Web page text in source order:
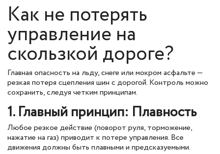
Как не потерять
управление на
скользкой дороге?
Главная опасность на льду, снеге или мокром асфальте —
резкая потеря сцепления шин с дорогой. Контроль можно
сохранить, следуя четким принципам.
1. Главный принцип: Плавность
Любое резкое действие (поворот руля, торможение,
нажатие на газ) приводит к потере управления. Все
движения должны быть плавными и предсказуемыми.